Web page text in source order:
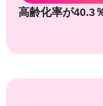
高齢化率が40.3